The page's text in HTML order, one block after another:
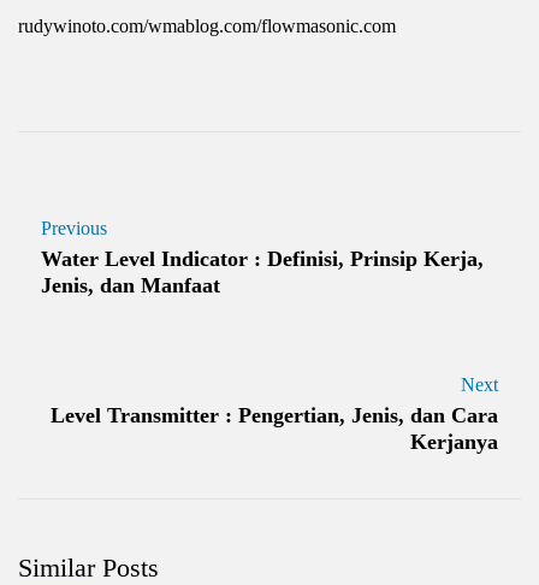
rudywinoto.com/wmablog.com/flowmasonic.com
Previous
Water Level Indicator : Definisi, Prinsip Kerja,
Jenis, dan Manfaat
Next
Level Transmitter : Pengertian, Jenis, dan Cara
Kerjanya
Similar Posts